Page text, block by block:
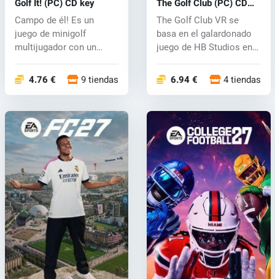
Golf It! (PC) CD key
Campo de él! Es un
juego de minigolf
multijugador con un
4.76 € 9 tiendas
The Golf Club (PC) CD
key
The Golf Club VR se
basa en el galardonado
juego de HB Studios en
6.94 € 4 tiendas